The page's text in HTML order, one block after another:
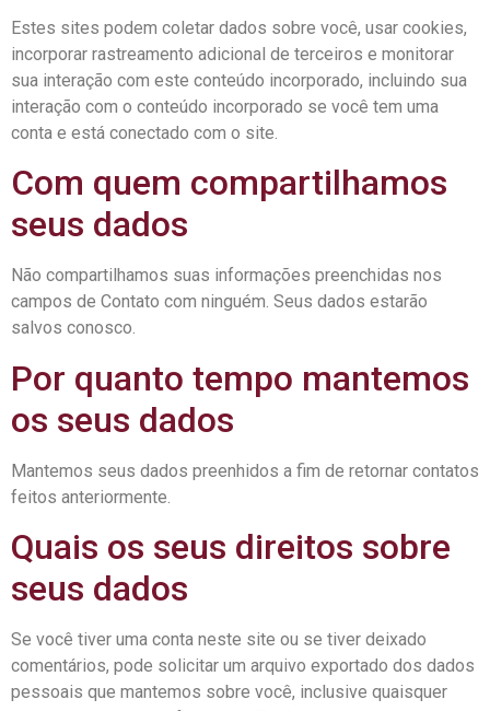
Estes sites podem coletar dados sobre você, usar cookies,
incorporar rastreamento adicional de terceiros e monitorar
sua interação com este conteúdo incorporado, incluindo sua
interação com o conteúdo incorporado se você tem uma
conta e está conectado com o site.
Com quem compartilhamos
seus dados
Não compartilhamos suas informações preenchidas nos
campos de Contato com ninguém. Seus dados estarão
salvos conosco.
Por quanto tempo mantemos
os seus dados
Mantemos seus dados preenhidos a fim de retornar contatos
feitos anteriormente.
Quais os seus direitos sobre
seus dados
Se você tiver uma conta neste site ou se tiver deixado
comentários, pode solicitar um arquivo exportado dos dados
pessoais que mantemos sobre você, inclusive quaisquer